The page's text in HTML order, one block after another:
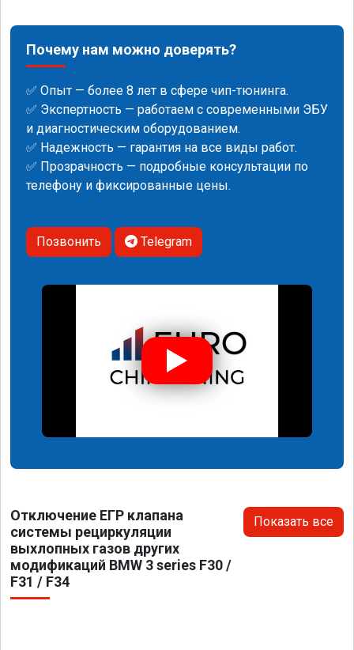
Почему нам можно доверять?
✅ Опыт — более 8 лет в сфере чип-тюнинга.
✅ Экспертность — работаем с современными ЭБУ
и диагностическим оборудованием.
✅ Надежность — гарантия на все виды работ.
✅ Прозрачность — подробные консультации по
телефону и фиксированные цены.
Позвонить Telegram
Отключение ЕГР клапана
системы рециркуляции
выхлопных газов других
модификаций BMW 3 series F30 /
F31 / F34
Показать все